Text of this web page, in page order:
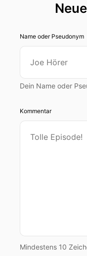
Name oder Pseudonym
Dein Name oder
Kommentar
Mindestens 10